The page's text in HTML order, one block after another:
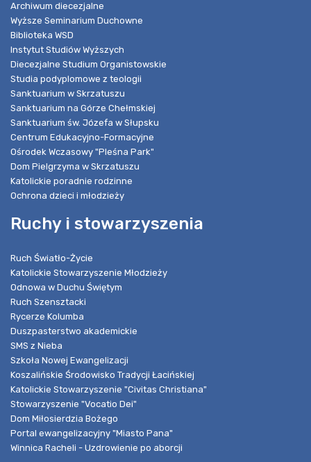
Archiwum diecezjalne
Wyższe Seminarium Duchowne
Biblioteka WSD
Instytut Studiów Wyższych
Diecezjalne Studium Organistowskie
Studia podyplomowe z teologii
Sanktuarium w Skrzatuszu
Sanktuarium na Górze Chełmskiej
Sanktuarium św. Józefa w Słupsku
Centrum Edukacyjno-Formacyjne
Ośrodek Wczasowy "Pleśna Park"
Dom Pielgrzyma w Skrzatuszu
Katolickie poradnie rodzinne
Ochrona dzieci i młodzieży
Ruchy i stowarzyszenia
Ruch Światło-Życie
Katolickie Stowarzyszenie Młodzieży
Odnowa w Duchu Świętym
Ruch Szensztacki
Rycerze Kolumba
Duszpasterstwo akademickie
SMS z Nieba
Szkoła Nowej Ewangelizacji
Koszalińskie Środowisko Tradycji Łacińskiej
Katolickie Stowarzyszenie "Civitas Christiana"
Stowarzyszenie "Vocatio Dei"
Dom Miłosierdzia Bożego
Portal ewangelizacyjny "Miasto Pana"
Winnica Racheli - Uzdrowienie po aborcji